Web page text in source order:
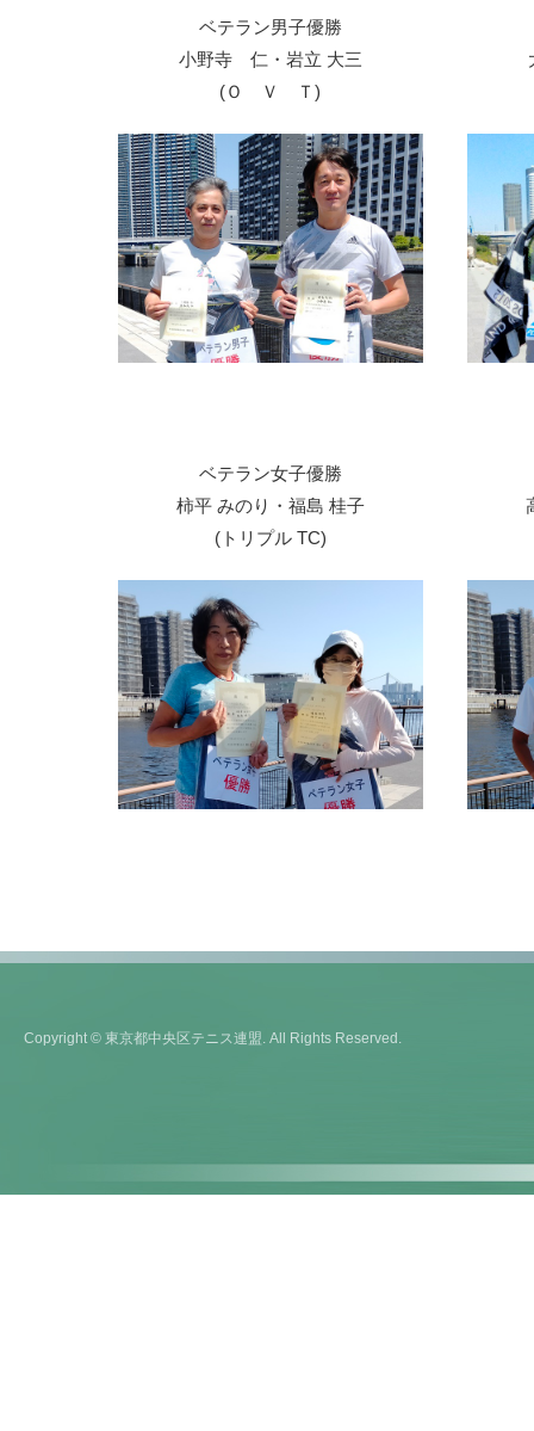
ベテラン男子優勝
小野寺 仁・岩立 大三
(Ｏ Ｖ Ｔ)
ベテラン女子優勝
柿平 みのり・福島 桂子
(トリプル TC)
Copyright © 東京都中央区テニス連盟. All Rights Reserved.